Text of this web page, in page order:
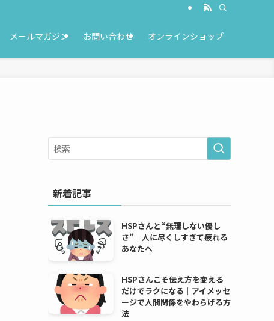
メールマガジン お問い合わせ オンラインショップ
新着記事
HSPさんと“無理しない優し
さ”｜人に尽くしすぎて疲れる
あなたへ
HSPさんこそ伝え方を変える
だけでラクになる｜アイメッセ
ージで人間関係をやわらげる方
法